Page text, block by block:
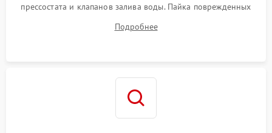
прессостата и клапанов залива воды. Пайка поврежденных
Восстановление целостности проводки и контактов.
Подробнее